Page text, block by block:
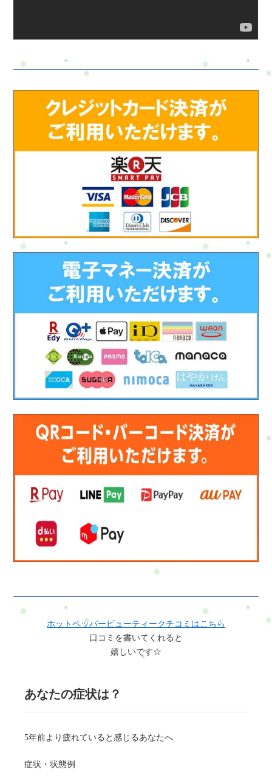
ホットペッパービューティークチコミはこちら
口コミを書いてくれると
嬉しいです☆
あなたの症状は？
5年前より疲れていると感じるあなたへ
症状・状態例